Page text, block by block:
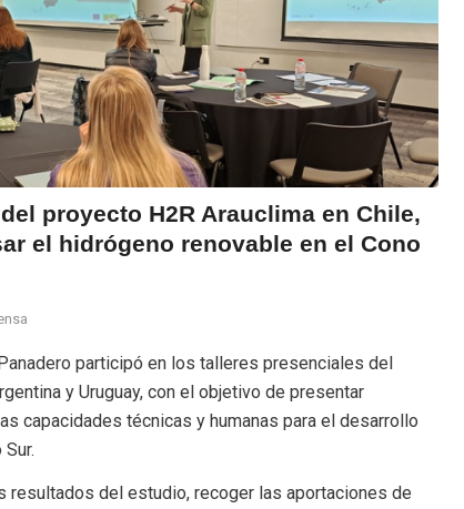
proyecto H2R Arauclima en Chile,
el hidrógeno renovable en el Cono
participó en los talleres presenciales del
y Uruguay, con el objetivo de presentar
capacidades técnicas y humanas para el desarrollo
resultados del estudio, recoger las aportaciones de